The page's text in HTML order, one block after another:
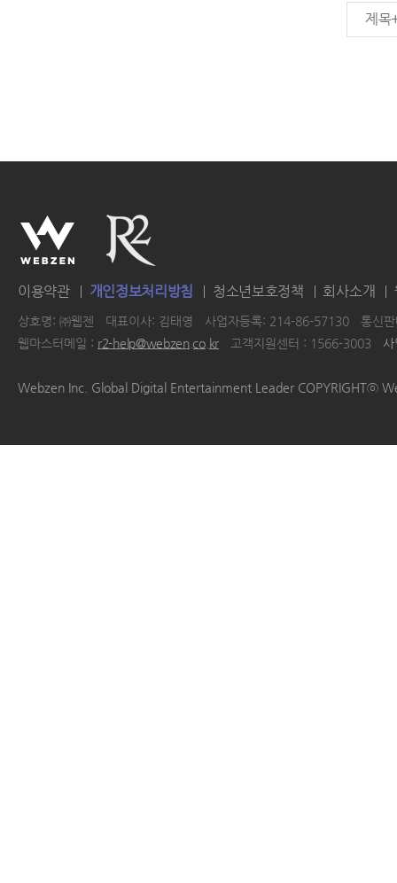
제목
이용약관 개인정보처리방침 청소년보호정책 회사소개
상호명: ㈜웹젠 대표이사: 김태영 사업자등록: 214-86-57130
통신
웹마스터메일 : r2-help@webzen.co.kr 고객지원센터 : 1566-3003
Webzen Inc. Global Digital Entertainment Leader COPYRIGHTⓒ